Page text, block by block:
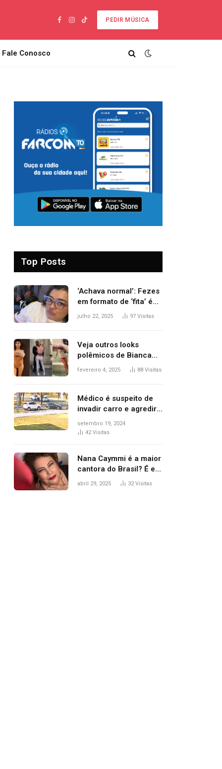
Facebook
Instagram
TikTok
PEDIR MÚSICA
Fale Conosco
Top Posts
‘Achava normal’: Fezes
em formato de ‘fita’ é
um dos alertas para
Gil
julho 22, 2025 97 Visitas
Veja outros looks
polêmicos de Bianca
Censori, esposa de
Grammy 2025
fevereiro 4, 2025 88 Visitas
Médico é suspeito de
invadir carro e agredir
delegado aposentado
durante confusão no
setembro 19, 2024
42Visitas
Nana Caymmi é a maior
cantora do Brasil? É e
não é…
abril 29, 2025 32Visitas